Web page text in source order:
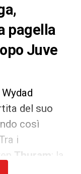
pagella
Juve
del suo
così
i
Thuram
: la